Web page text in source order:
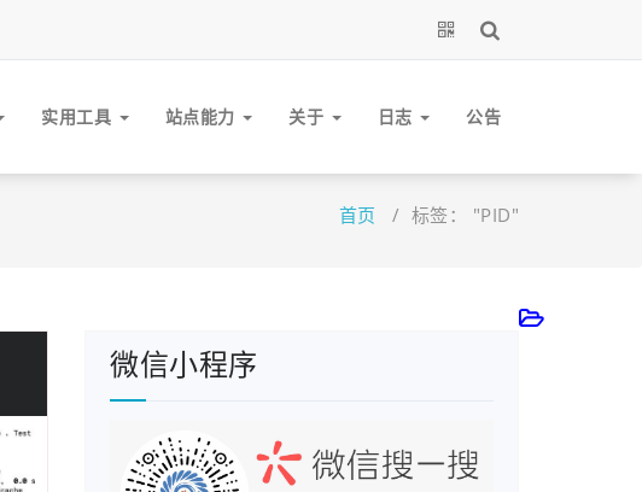
实用工具 站点能力 关于 日志 公告
首页 / 标签： "PID"
微信小程序